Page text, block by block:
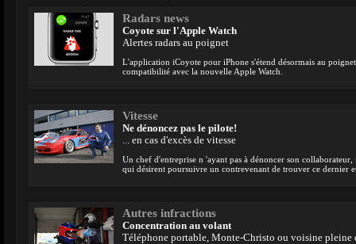
Radars news
Coyote sur l'Apple Watch
Alertes radars au poignet
L'application iCoyote pour iPhone s'étend désormais au
compatibilité avec la nouvelle Apple Watch.
Vitesse
Ne dénoncez pas le pilote!
... en cas d'excès de vitesse
Un chef d'entreprise n 'ayant pas à dénoncer son
qui désirent poursuivre un contrevenant de trouver ce dernier
Autres infractions
Concentration au volant
Téléphone portable, Monte-Christo ou voisine pleine